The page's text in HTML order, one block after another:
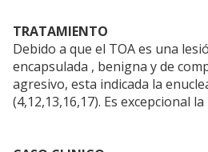
TRATAMIENTO
Debido a que el TOA es una
encapsulada , benigna y de
agresivo, esta indicada la
(4,12,13,16,17). Es excepcional